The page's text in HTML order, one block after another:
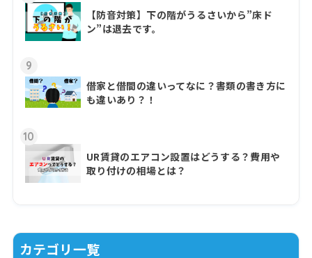
【防音対策】下の階がうるさいから”床ド
ン”は退去です。
9
借家と借間の違いってなに？書類の書き方に
も違いあり？！
10
UR賃貸のエアコン設置はどうする？費用や
取り付けの相場とは？
カテゴリ一覧